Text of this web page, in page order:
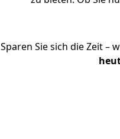
Sparen Sie sich die Zeit –